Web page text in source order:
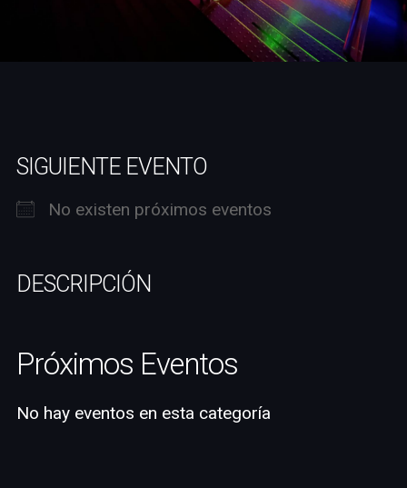
SIGUIENTE EVENTO
No existen próximos eventos
DESCRIPCIÓN
Próximos Eventos
No hay eventos en esta categoría